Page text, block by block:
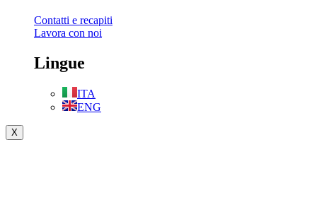
Contatti e recapiti
Lavora con noi
Lingue
ITA
ENG
X